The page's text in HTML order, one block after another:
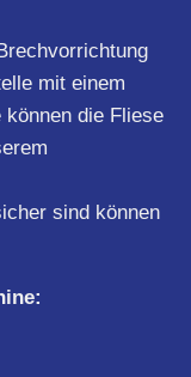
mit einem
die Fliese
sind können